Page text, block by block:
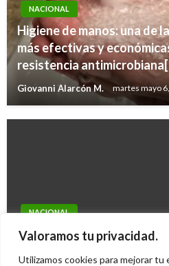
Valoramos tu privacidad.
Utilizamos cookies para mejorar tu
NACIONAL
Higiene de manos: una de
más efectivas y
resistencia
Giovanni Alarcón M. martes mayo
NACIONAL
Corte Penal Internacional